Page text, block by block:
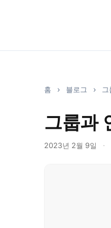
홈 › 블로그 ›
그룹과
2023년 2월 9일 ·